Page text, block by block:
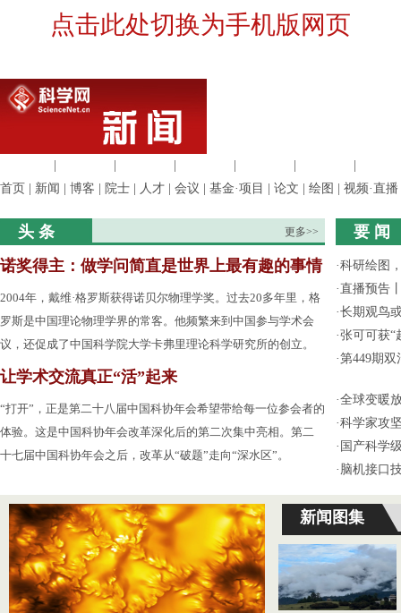
点击此处切换为手机版网页
首页
新闻 博客 院士 人才 会议 基金·项目 论文 绘图 视频·直播
头 条 更多>>
诺奖得主：做学问简直是世界上最有趣的事情
2004年，戴维·格罗斯获得诺贝尔物理学奖。过去20多年里，格
罗斯是中国理论物理学界的常客。他频繁来到中国参与学术会
议，还促成了中国科学院大学卡弗里理论科学研究所的创立。
让学术交流真正“活”起来
“打开”，正是第二十八届中国科协年会希望带给每一位参会者的
体验。这是中国科协年会改革深化后的第二次集中亮相。第二
十七届中国科协年会之后，改革从“破题”走向“深水区”。
要 闻
·科研绘图
·直播预告
·长期观鸟
·张可可获“
·第449期双
·全球变暖
·科学家攻
· 国产科学
· 脑机接口
新闻图集